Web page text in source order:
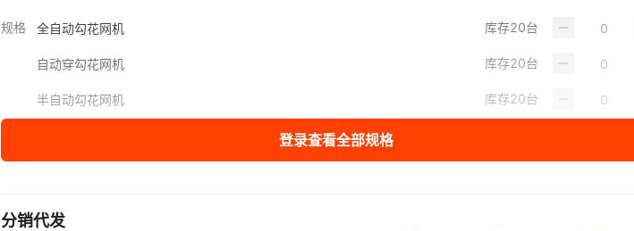
规格 全自动勾花网机 库存20台
自动穿勾花网机 库存20台
半自动勾花网机 库存20台
登录查看全部规格
分销代发